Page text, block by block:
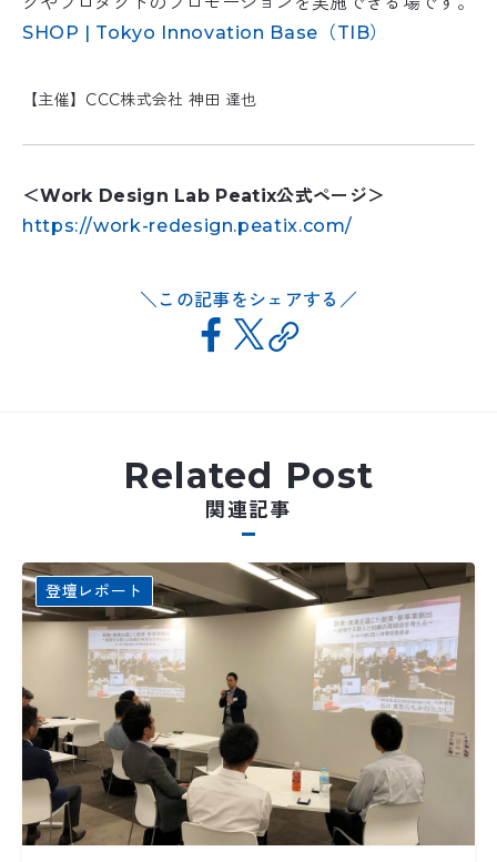
SHOP | Tokyo Innovation Base（TIB）
【主催】CCC株式会社 神田 達也
＜Work Design Lab Peatix公式ページ＞
https://work-redesign.peatix.com/
この記事をシェアする
Related Post
関連記事
登壇レポート